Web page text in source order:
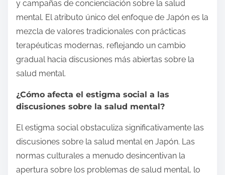
y campañas de concienciación sobre la salud
mental. El atributo único del enfoque de Japón es la
mezcla de valores tradicionales con prácticas
terapéuticas modernas, reflejando un cambio
gradual hacia discusiones más abiertas sobre la
salud mental.
¿Cómo afecta el estigma social a las
discusiones sobre la salud mental?
El estigma social obstaculiza significativamente las
discusiones sobre la salud mental en Japón. Las
normas culturales a menudo desincentivan la
apertura sobre los problemas de salud mental, lo